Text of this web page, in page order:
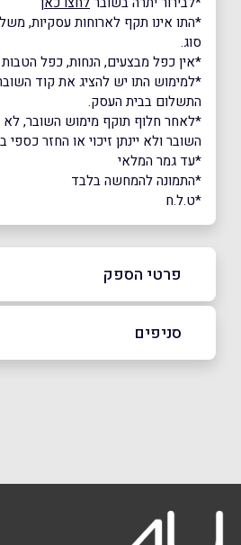
*התו אינו תקף לארוחות עסקיות,
סוג.
*אין כפל מבצעים, הנחות, כפל הטבות
*למימוש התו יש להציג את קוד
התשלום בבית העסק.
*לאחר חלוף תוקף מימוש השובר, לא
השובר ולא יינתן זיכוי או החזר כספי
*עד גמר המלאי
*התמונה להמחשה בלבד
*ט.ל.ח
פרטי הספק
אימייל*
סניפים